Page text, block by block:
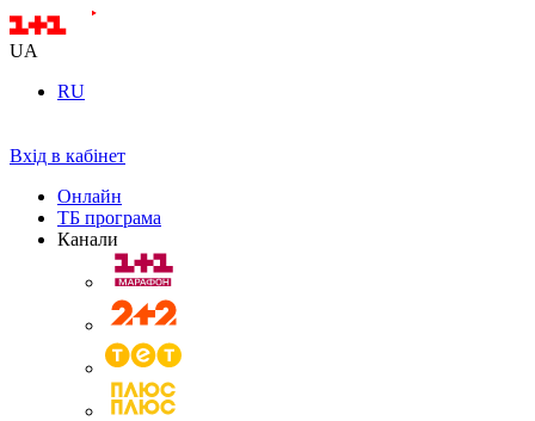
UA
RU
Вхід в кабінет
Онлайн
ТБ програма
Канали